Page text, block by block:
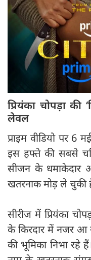
प्रियंका चोपड़ा की
लेवल
प्राइम वीडियो पर 6
इस हफ्ते की सबसे
सीजन के धमाकेदार
खतरनाक मोड़ ले चुकी
सीरीज में प्रियंका
के किरदार में नजर आ
की भूमिका निभा रहे